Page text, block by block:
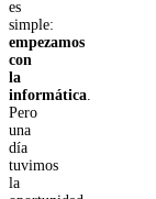
es
simple:
empezamos
con
la
informática
Pero
una
día
tuvimos
la